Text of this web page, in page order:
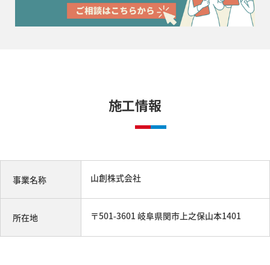
施工情報
事業名称 山創株式会社
所在地 〒501-3601 岐阜県関市上之保山本1401